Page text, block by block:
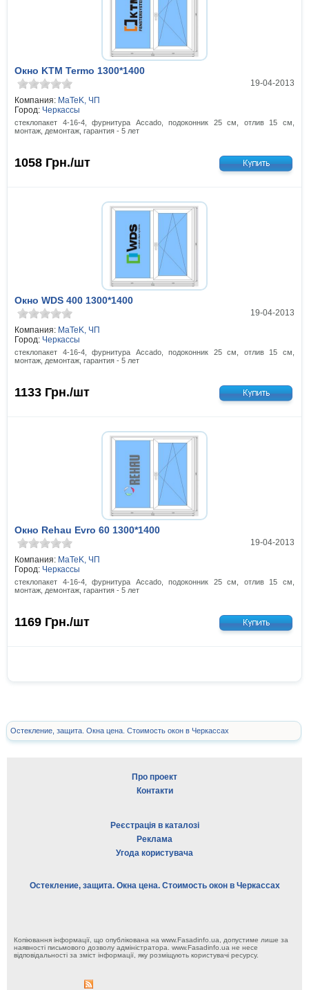
Окно KTM Termo 1300*1400
19-04-2013
Компания: MaTeK, ЧП
Город: Черкассы
стеклопакет 4-16-4, фурнитура Accado, подоконник 25 см, отлив 15 см,
монтаж, демонтаж, гарантия - 5 лет
1058 Грн./шт
Окно WDS 400 1300*1400
19-04-2013
Компания: MaTeK, ЧП
Город: Черкассы
стеклопакет 4-16-4, фурнитура Accado, подоконник 25 см, отлив 15 см,
монтаж, демонтаж, гарантия - 5 лет
1133 Грн./шт
Окно Rehau Evro 60 1300*1400
19-04-2013
Компания: MaTeK, ЧП
Город: Черкассы
стеклопакет 4-16-4, фурнитура Accado, подоконник 25 см, отлив 15 см,
монтаж, демонтаж, гарантия - 5 лет
1169 Грн./шт
Остекление, защита. Окна цена. Стоимость окон в Черкассах
Про проект
Контакти
Реєстрація в каталозі
Реклама
Угода користувача
Остекление, защита. Окна цена. Стоимость окон в Черкассах
Копіювання інформації, що опублікована на www.Fasadinfo.ua, допустиме лише за
наявності письмового дозволу адміністратора. www.Fasadinfo.ua не несе
відповідальності за зміст інформації, яку розміщують користувачі ресурсу.